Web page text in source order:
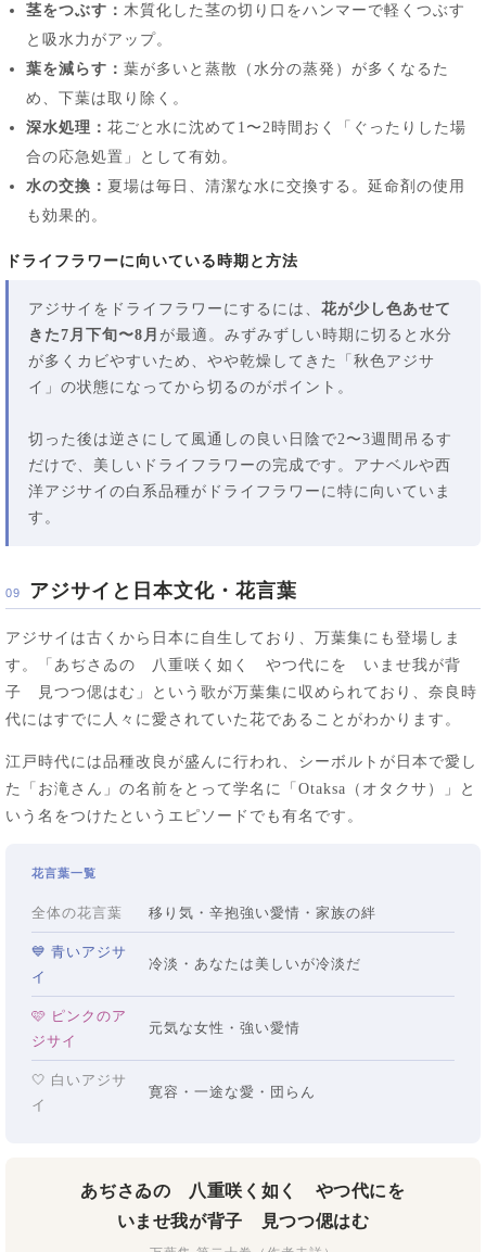
茎をつぶす：木質化した茎の切り口をハンマーで軽くつぶす
と吸水力がアップ。
葉を減らす：葉が多いと蒸散（水分の蒸発）が多くなるた
め、下葉は取り除く。
深水処理：花ごと水に沈めて1〜2時間おく「ぐったりした場
合の応急処置」として有効。
水の交換： 夏場は毎日、清潔な水に交換する。延命剤の使用
も効果的。
ドライフラワーに向いている時期と方法
アジサイをドライフラワーにするには、 花が少し色あせて
きた7月下旬〜8月 が最適。みずみずしい時期に切ると水分
が多くカビやすいため、やや乾燥してきた「秋色アジサ
イ」の状態になってから切るのがポイント。
切った後は逆さにして風通しの良い日陰で2〜3週間吊るす
だけで、美しいドライフラワーの完成です。アナベルや西
洋アジサイの白系品種がドライフラワーに特に向いていま
す。
09 アジサイと日本文化・花言葉
アジサイは古くから日本に自生しており、万葉集にも登場しま
す。「あぢさゐの 八重咲く如く やつ代にを いませ我が背
子 見つつ偲はむ」という歌が万葉集に収められており、奈良時
代にはすでに人々に愛されていた花であることがわかります。
江戸時代には品種改良が盛んに行われ、シーボルトが日本で愛し
た「お滝さん」の名前をとって学名に「Otaksa（オタクサ）」と
いう名をつけたというエピソードでも有名です。
花言葉一覧
全体の花言葉 移り気・辛抱強い愛情・家族の絆
💙 青いアジサ
イ
冷淡・あなたは美しいが冷淡だ
🩷 ピンクのア
ジサイ
元気な女性・強い愛情
🤍 白いアジサ
イ
寛容・一途な愛・団らん
あぢさゐの 八重咲く如く やつ代にを
いませ我が背子 見つつ偲はむ